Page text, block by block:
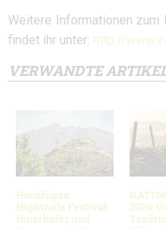
Weitere Informationen zum
findet ihr unter: http://
VERWANDTE
Hochfügen
Hightrails Festival:
Innerhofer und
2026: